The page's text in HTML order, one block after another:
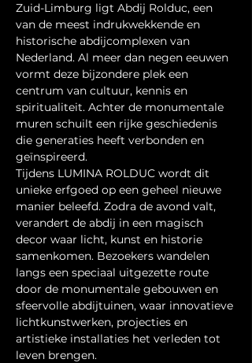
Zuid-Limburg ligt Abdij Rolduc, een
van de meest indrukwekkende en
historische abdijcomplexen van
Nederland. Al meer dan negen eeuwen
vormt deze bijzondere plek een
centrum van cultuur, kennis en
spiritualiteit. Achter de monumentale
muren schuilt een rijke geschiedenis
die generaties heeft verbonden en
geïnspireerd.
Tijdens LUMINA ROLDUC wordt dit
unieke erfgoed op een geheel nieuwe
manier beleefd. Zodra de avond valt,
verandert de abdij in een magisch
decor waar licht, kunst en historie
samenkomen. Bezoekers wandelen
langs een speciaal uitgezette route
door de monumentale gebouwen en
sfeervolle abdijtuinen, waar innovatieve
lichtkunstwerken, projecties en
artistieke installaties het verleden tot
leven brengen.